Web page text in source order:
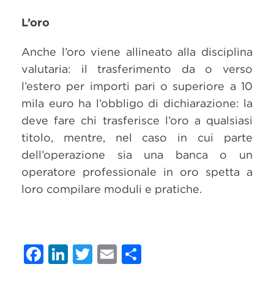
L’oro
Anche l’oro viene allineato alla disciplina
valutaria: il trasferimento da o verso
l’estero per importi pari o superiore a 10
mila euro ha l’obbligo di dichiarazione: la
deve fare chi trasferisce l’oro a qualsiasi
titolo, mentre, nel caso in cui parte
dell’operazione sia una banca o un
operatore professionale in oro spetta a
loro compilare moduli e pratiche.
Facebook
LinkedIn
Twitter
Email